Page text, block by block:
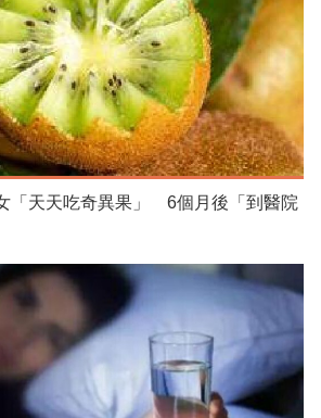
「天天吃奇異果」 6個月後「到醫院